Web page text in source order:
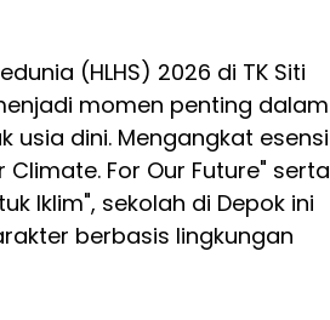
(HLHS) 2026 di TK Siti
momen penting dalam
usia dini. Mengangkat esensi
For Our Future" serta
Iklim", sekolah di Depok ini
berbasis lingkungan